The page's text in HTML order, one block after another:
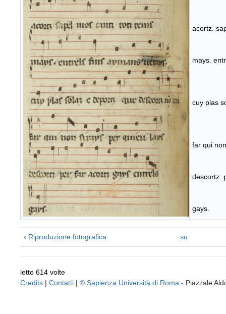
acortz.
mays.
cuy plas
far qui
descortz.
gays.
‹ Riproduzione fotografica su
letto 614 volte
Credits | Contatti | © Sapienza Università di Roma - Piazzale